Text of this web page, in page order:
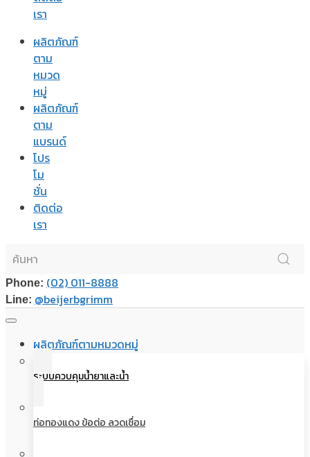
เรา
ผลิตภัณฑ์
ตาม
หมวด
หมู่
ผลิตภัณฑ์
ตาม
แบรนด์
โปร
โม
ชั่น
ติดต่อ
เรา
Phone: (02) 011-8888
Line: @beijerbgrimm
ผลิตภัณฑ์ตามหมวดหมู่
ระบบควบคุมน้ำยาและน้ำ
ท่อทองแดง ข้อต่อ ลวดเชื่อม